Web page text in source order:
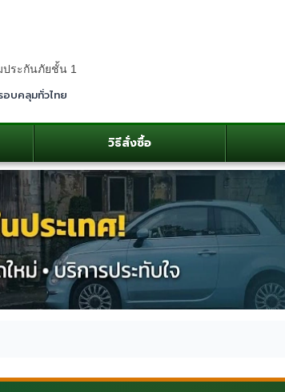
ประกันภัยชั้น 1
อบคลุมทั่วไทย
วิธีสั่งซื้อ